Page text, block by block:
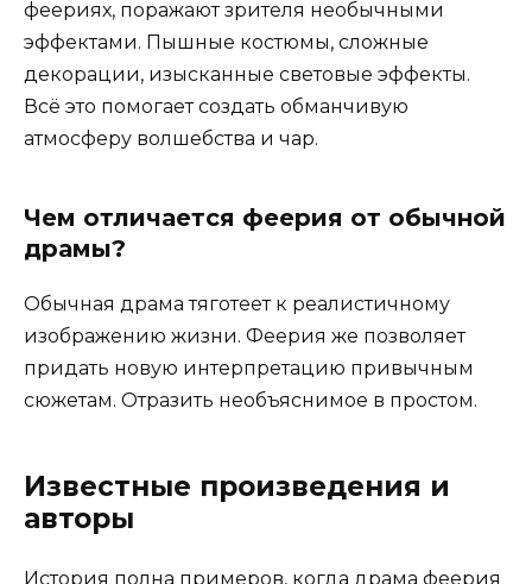
феериях, поражают зрителя необычными
эффектами. Пышные костюмы, сложные
декорации, изысканные световые эффекты.
Всё это помогает создать обманчивую
атмосферу волшебства и чар.
Чем отличается феерия от обычной
драмы?
Обычная драма тяготеет к реалистичному
изображению жизни. Феерия же позволяет
придать новую интерпретацию привычным
сюжетам. Отразить необъяснимое в простом.
Известные произведения и
авторы
История полна примеров, когда драма феерия